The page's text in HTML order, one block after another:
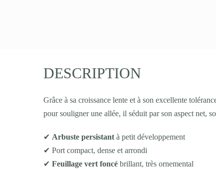
DESCRIPTION
Grâce à sa croissance lente et à son excellente
pour souligner une allée, il séduit par son aspect net,
✔ Arbuste persistant à petit développement
✔ Port compact, dense et arrondi
✔ Feuillage vert foncé brillant, très ornemental